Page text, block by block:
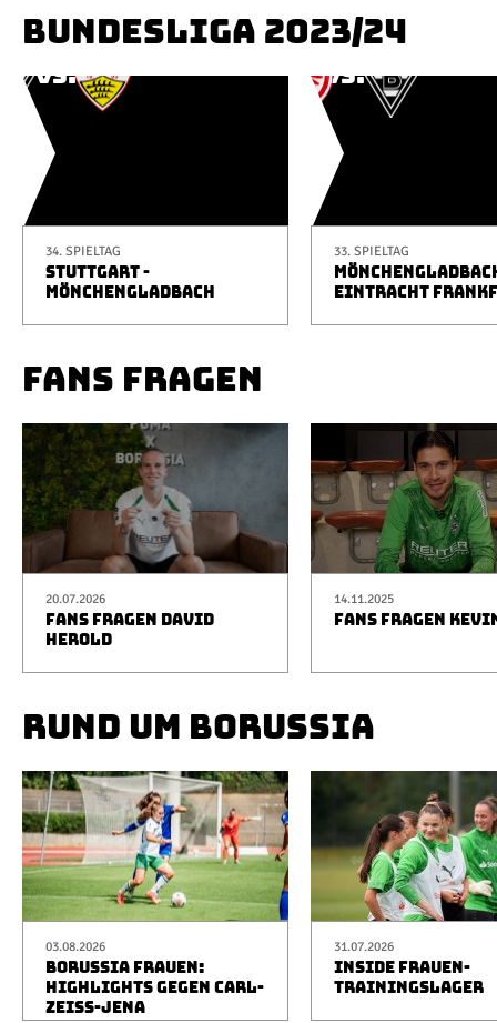
BUNDESLIGA 2023/24
34. SPIELTAG
STUTTGART -
MÖNCHENGLADBACH
33. SPIELTAG
EINTRACHT
FANS FRAGEN
20.07.2026
FANS FRAGEN DAVID
HEROLD
14.11.2025
FANS FRAGEN
RUND UM BORUSSIA
03.08.2026
BORUSSIA FRAUEN:
HIGHLIGHTS GEGEN CARL-
ZEISS-JENA
31.07.2026
INSIDE FRAUEN-
TRAININGSLAGER